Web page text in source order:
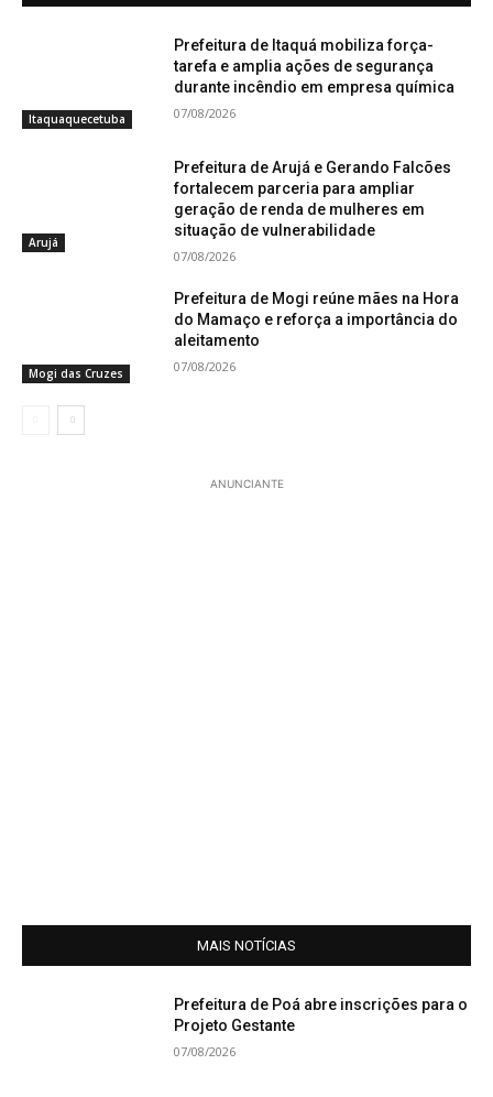
Itaquaquecetuba
Prefeitura de Itaquá mobiliza força-
tarefa e amplia ações de segurança
durante incêndio em empresa química
07/08/2026
Arujá
Prefeitura de Arujá e Gerando Falcões
fortalecem parceria para ampliar
geração de renda de mulheres em
situação de vulnerabilidade
07/08/2026
Mogi das Cruzes
Prefeitura de Mogi reúne mães na Hora
do Mamaço e reforça a importância do
aleitamento
07/08/2026
ANUNCIANTE
MAIS NOTÍCIAS
Prefeitura de Poá abre inscrições para o
Projeto Gestante
07/08/2026